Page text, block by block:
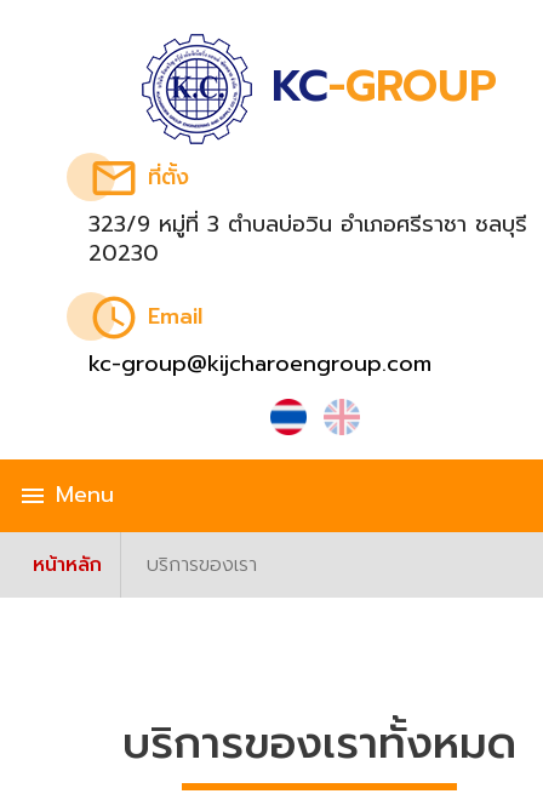
KC-GROUP
email ที่ตั้ง
323/9 หมู่ที่ 3 ตำบลบ่อวิน อำเภอศรีราชา ชลบุรี
20230
schedule Email
kc-group@kijcharoengroup.com
menu Menu
หน้าหลัก บริการของเรา
บริการของเราทั้งหมด